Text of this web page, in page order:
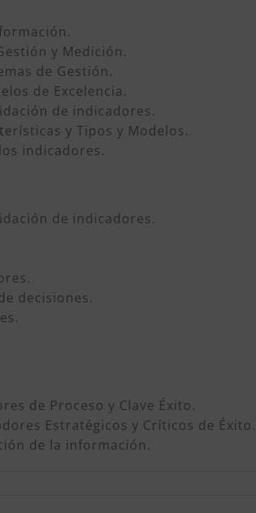
y Medición.
de Gestión.
de Excelencia.
de indicadores.
y Tipos y Modelos.
indicadores.
de indicadores.
decisiones.
de Proceso y Clave Éxito.
Estratégicos y Críticos de Éxito.
de la información.